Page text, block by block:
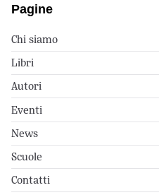
Pagine
Chi siamo
Libri
Autori
Eventi
News
Scuole
Contatti